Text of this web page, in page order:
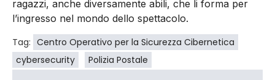
ragazzi, anche diversamente abili, che li forma per
l’ingresso nel mondo dello spettacolo.
Tag: Centro Operativo per la Sicurezza Cibernetica
cybersecurity
Polizia Postale